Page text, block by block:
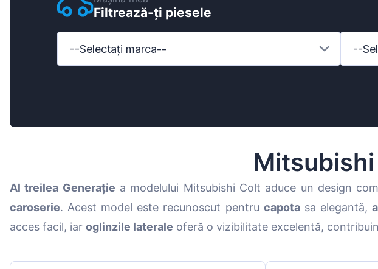
Hyundai
Mazda
Mercedes-Benz
Opel Vauxhall
Filtrează-ți piesele
--Selectați marca-- --
Al treilea Generație a modelului Mitsubishi Colt aduce un design
caroserie. Acest model este recunoscut pentru capotasa elegantă,
acces facil, iar oglinzile laterale oferă o vizibilitate excelentă,